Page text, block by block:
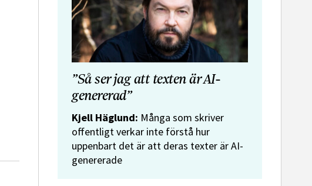
”Så ser jag att texten är AI-
genererad”
Kjell Häglund: Många som skriver
offentligt verkar inte förstå hur
uppenbart det är att deras texter är AI-
genererade